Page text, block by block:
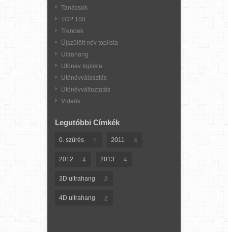
Tanácsok
TOP 100
Trendek
Újszülött név toplista
Ultrahang
Utónév toplista
Utónévválasztás
Utónévváltoztatás
Videók
Legutóbbi Címkék
0. szűrés 1 2011 4
2012 4 2013 4
3D ultrahang 2
4D ultrahang 2